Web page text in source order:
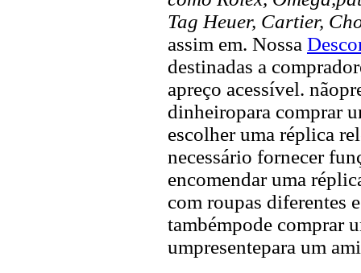
Tag Heuer, Cartier,
assim em. Nossa
destinadas a
apreço acessível.
dinheiropara comprar
escolher uma réplica
necessário fornecer
encomendar uma
com roupas diferentes
tambémpode comprar
umpresentepara um